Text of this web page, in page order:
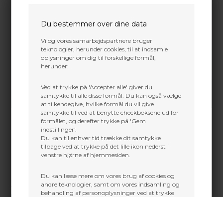
Du bestemmer over dine data
Vi og vores samarbejdspartnere bruger
teknologier, herunder cookies, til at indsamle
oplysninger om dig til forskellige formål,
herunder:
Ved at trykke på 'Accepter alle' giver du
samtykke til alle disse formål. Du kan også vælge
at tilkendegive, hvilke formål du vil give
samtykke til ved at benytte checkboksene ud for
formålet, og derefter trykke på 'Gem
indstillinger'.
Du kan til enhver tid trække dit samtykke
tilbage ved at trykke på det lille ikon nederst i
venstre hjørne af hjemmesiden.
Du kan læse mere om vores brug af cookies og
andre teknologier, samt om vores indsamling og
behandling af personoplysninger ved at trykke
Vi gør vores bedste for at besvare alle henvendelser indenfor 24 timer.